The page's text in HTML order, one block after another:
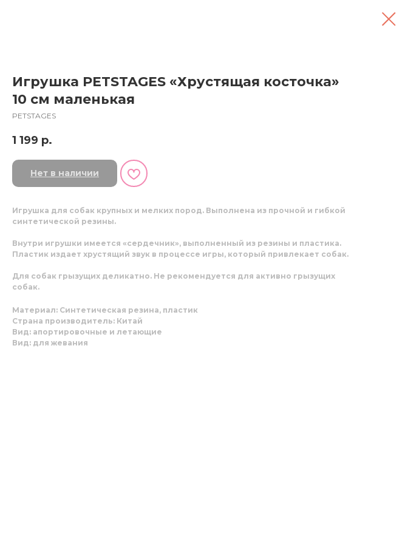
Игрушка PETSTAGES «Хрустящая косточка»
10 см маленькая
PETSTAGES
1 199 р.
Нет в наличии
Игрушка для собак крупных и мелких пород. Выполнена из прочной и гибкой
синтетической резины.
Внутри игрушки имеется «сердечник», выполненный из резины и пластика.
Пластик издает хрустящий звук в процессе игры, который привлекает собак.
Для собак грызущих деликатно. Не рекомендуется для активно грызущих
собак.
Материал: Синтетическая резина, пластик
Страна производитель: Китай
Вид: апортировочные и летающие
Вид: для жевания